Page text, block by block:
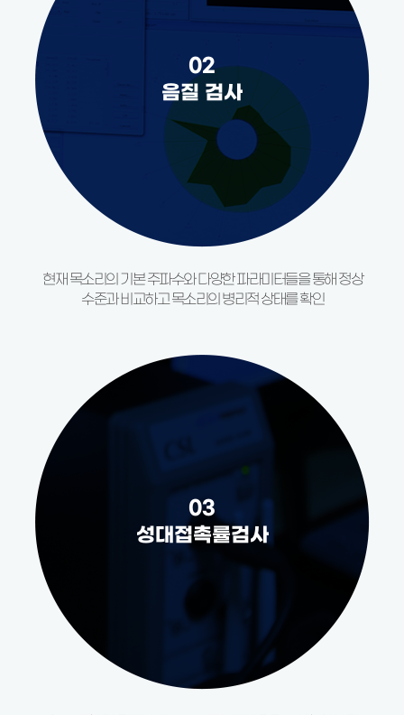
02
음질 검사
현재 목소리의 기본 주파수와다양한 파라미터들을 통해 정상
수준과 비교하고 목소리의 병리적 상태를 확인
03
성대접촉률검사